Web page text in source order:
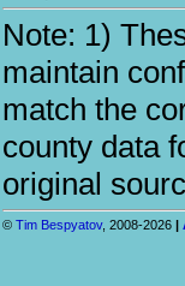
Note: 1)
maintain
match the
county data
original
© Tim Bespyatov, 2008-2026